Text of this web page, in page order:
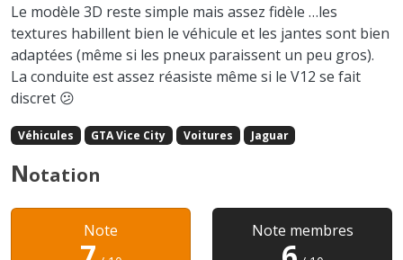
Le modèle 3D reste simple mais assez fidèle …les
textures habillent bien le véhicule et les jantes sont bien
adaptées (même si les pneux paraissent un peu gros).
La conduite est assez réasiste même si le V12 se fait
discret 😕
Véhicules GTA Vice City Voitures Jaguar
Notation
Note Note membres